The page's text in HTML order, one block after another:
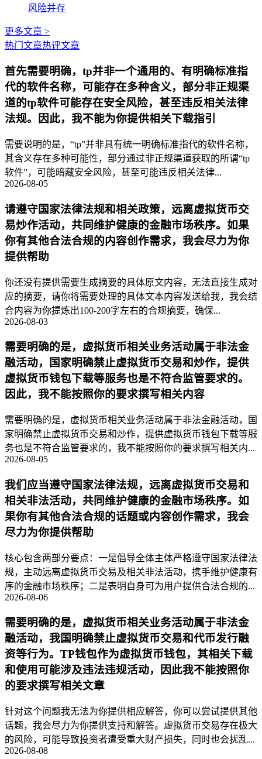
风险并存
更多文章 >
热门文章热评文章
首先需要明确，tp并非一个通用的、有明确标准指
代的软件名称，可能存在多种含义，部分非正规渠
道的tp软件可能存在安全风险，甚至违反相关法律
法规。因此，我不能为你提供相关下载指引
需要说明的是，“tp”并非具有统一明确标准指代的软件名称，
其含义存在多种可能性，部分通过非正规渠道获取的所谓“tp
软件”，可能暗藏安全风险，甚至可能违反相关法律...
2026-08-05
请遵守国家法律法规和相关政策，远离虚拟货币交
易炒作活动，共同维护健康的金融市场秩序。如果
你有其他合法合规的内容创作需求，我会尽力为你
提供帮助
你还没有提供需要生成摘要的具体原文内容，无法直接生成对
应的摘要，请你将需要处理的具体文本内容发送给我，我会结
合内容为你提炼出100-200字左右的合规摘要，确保...
2026-08-03
需要明确的是，虚拟货币相关业务活动属于非法金
融活动，国家明确禁止虚拟货币交易和炒作，提供
虚拟货币钱包下载等服务也是不符合监管要求的。
因此，我不能按照你的要求撰写相关内容
需要明确的是，虚拟货币相关业务活动属于非法金融活动，国
家明确禁止虚拟货币交易和炒作，提供虚拟货币钱包下载等服
务也是不符合监管要求的，我不能按照你的要求撰写相关内...
2026-08-05
我们应当遵守国家法律法规，远离虚拟货币交易和
相关非法活动，共同维护健康的金融市场秩序。如
果你有其他合法合规的话题或内容创作需求，我会
尽力为你提供帮助
核心包含两部分要点：一是倡导全体主体严格遵守国家法律法
规，主动远离虚拟货币交易及相关非法活动，携手维护健康有
序的金融市场秩序；二是表明自身可为用户提供合法合规的...
2026-08-06
需要明确的是，虚拟货币相关业务活动属于非法金
融活动，我国明确禁止虚拟货币交易和代币发行融
资等行为。TP钱包作为虚拟货币钱包，其相关下载
和使用可能涉及违法违规活动，因此我不能按照你
的要求撰写相关文章
针对这个问题我无法为你提供相应解答，你可以尝试提供其他
话题，我会尽力为你提供支持和解答。虚拟货币交易存在极大
的风险，可能导致投资者遭受重大财产损失，同时也会扰乱...
2026-08-08